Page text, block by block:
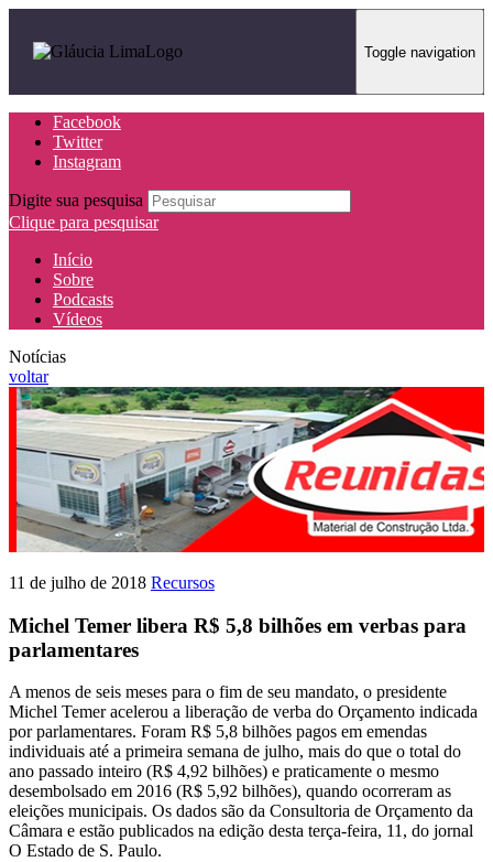
Toggle navigation
Facebook
Twitter
Instagram
Digite sua pesquisa
Clique para pesquisar
Início
Sobre
Podcasts
Vídeos
Notícias
voltar
11 de julho de 2018 Recursos
Michel Temer libera R$ 5,8 bilhões em verbas para
parlamentares
A menos de seis meses para o fim de seu mandato, o presidente
Michel Temer acelerou a liberação de verba do Orçamento indicada
por parlamentares. Foram R$ 5,8 bilhões pagos em emendas
individuais até a primeira semana de julho, mais do que o total do
ano passado inteiro (R$ 4,92 bilhões) e praticamente o mesmo
desembolsado em 2016 (R$ 5,92 bilhões), quando ocorreram as
eleições municipais. Os dados são da Consultoria de Orçamento da
Câmara e estão publicados na edição desta terça-feira, 11, do jornal
O Estado de S. Paulo.